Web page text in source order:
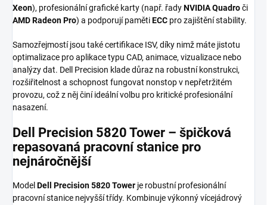
Xeon), profesionální grafické karty (např. řadyNVIDIA Quadroči
AMD Radeon Pro) a podporují pamětiECC pro zajištění stability.
Samozřejmostí jsou také certifikace ISV, díky nimž máte jistotu
optimalizace pro aplikace typu CAD, animace, vizualizace nebo
analýzy dat. Dell Precision klade důraz na robustní konstrukci,
rozšiřitelnost a schopnost fungovat nonstop v nepřetržitém
provozu, což z něj činí ideální volbu pro kritické profesionální
nasazení.
Dell Precision 5820 Tower – špičková
repasovaná pracovní stanice pro
nejnáročnější
Model Dell Precision 5820 Tower je robustní profesionální
pracovní stanice nejvyšší třídy. Kombinuje výkonný vícejádrový